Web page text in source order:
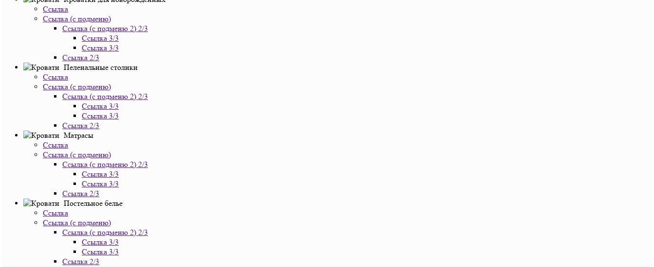
Ссылка
Ссылка (с подменю)
Ссылка (с подменю 2) 2/3
Ссылка 3/3
Ссылка 3/3
Ссылка 2/3
Пеленальные столики
Ссылка
Ссылка (с подменю)
Ссылка (с подменю 2) 2/3
Ссылка 3/3
Ссылка 3/3
Ссылка 2/3
Матрасы
Ссылка
Ссылка (с подменю)
Ссылка (с подменю 2) 2/3
Ссылка 3/3
Ссылка 3/3
Ссылка 2/3
Постельное белье
Ссылка
Ссылка (с подменю)
Ссылка (с подменю 2) 2/3
Ссылка 3/3
Ссылка 3/3
Ссылка 2/3